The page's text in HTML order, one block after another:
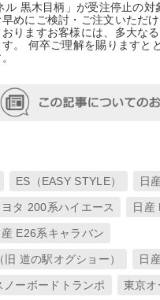
ル 黒木目柄」が受注停止の
めにご検討・ご注文いただけ
りますお客様には、多大な
。 何卒ご理解を賜りますと
ES（EASY STYLE） 日
タ 200系ハイエース 日産
E26系キャラバン
道の駅オグショー） 日
ノーボードトランポ 東京オ